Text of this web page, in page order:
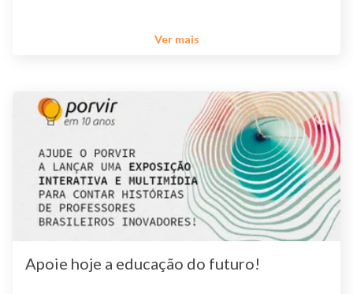
Ver mais
Apoie hoje a educação do futuro!